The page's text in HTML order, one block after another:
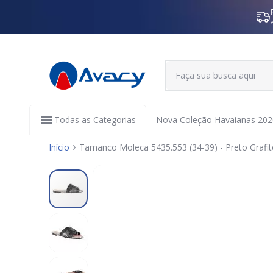
Todas as Categorias Nova Coleção Havaianas
Início
Tamanco Moleca 5435.553 (34-39) - Preto
Pular
o
final
Galeria